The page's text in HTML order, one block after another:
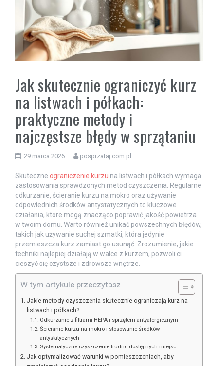
Jak skutecznie ograniczyć kurz
na listwach i półkach:
praktyczne metody i
najczęstsze błędy w sprzątaniu
29 marca 2026 posprzataj.com.pl
Skuteczne ograniczenie kurzu na listwach i półkach wymaga
zastosowania sprawdzonych metod czyszczenia. Regularne
odkurzanie, ścieranie kurzu na mokro oraz używanie
odpowiednich środków antystatycznych to kluczowe
działania, które mogą znacząco poprawić jakość powietrza
w twoim domu. Warto również unikać powszechnych błędów,
takich jak używanie suchej szmatki, która jedynie
przemieszcza kurz zamiast go usunąć. Zrozumienie, jakie
techniki najlepiej działają w walce z kurzem, pozwoli ci
cieszyć się czystsze i zdrowsze wnętrze.
W tym artykule przeczytasz
Jakie metody czyszczenia skutecznie ograniczają kurz na
listwach i półkach?
Odkurzanie z filtrami HEPA i sprzętem antyalergicznym
Ścieranie kurzu na mokro i stosowanie środków
antystatycznych
Systematyczne czyszczenie trudno dostępnych miejsc
Jak optymalizować warunki w pomieszczeniach, aby